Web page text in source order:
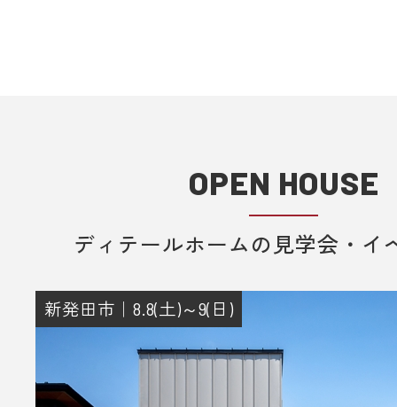
■ 来場予約からプレゼントまでの流
1. 当フォームからご予約いただきま
2. 当日ご来場いただきます。
その際に住所のご記入をお願いいた
4. 後日、弊社からプレゼントをメー
送りさせていただきます。
OPEN HOUSE
ディテールホームの見学会・イ
新発田市｜8.8(土)～9(日)